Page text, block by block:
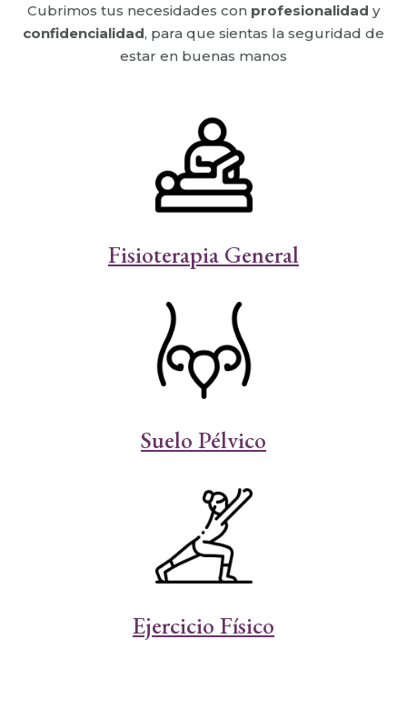
Cubrimos tus necesidades con profesionalidad y
confidencialidad, para que sientas la seguridad de
estar en buenas manos
Fisioterapia General
Suelo Pélvico
Ejercicio Físico